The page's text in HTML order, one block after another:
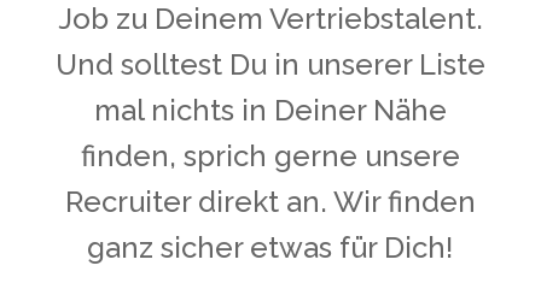
Job zu Deinem Vertriebstalent.
Und solltest Du in unserer Liste
mal nichts in Deiner Nähe
finden, sprich gerne unsere
Recruiter direkt an. Wir finden
ganz sicher etwas für Dich!